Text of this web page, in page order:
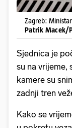
Zagreb:
Patrik Macek/
Sjednica je
su na vrijeme,
kamere su
zadnji tren
Kako se